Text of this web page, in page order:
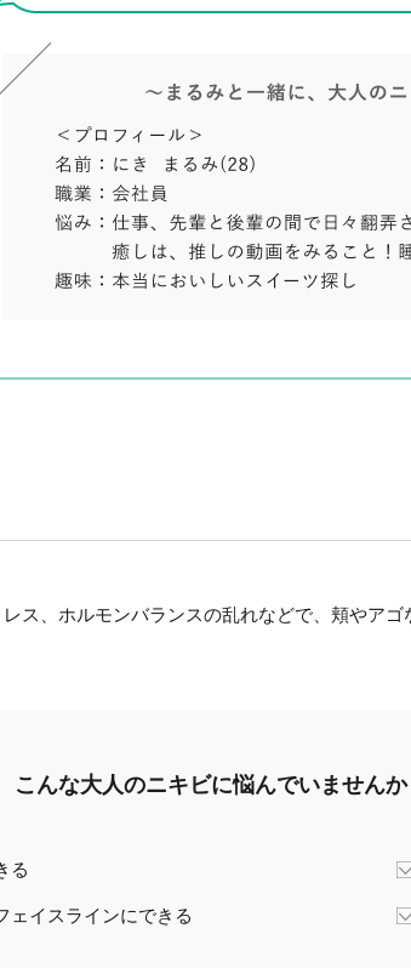
ス、ホルモンバランスの乱れなどで、頬やア
こんな大人のニキビに悩んでいませんか
る
ェイスラインにできる